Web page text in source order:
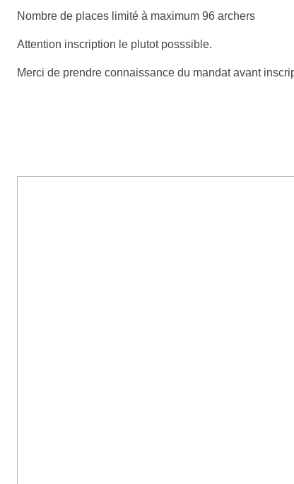
Nombre de places limité à maximum 96 archers
Attention inscription le plutot posssible.
Merci de prendre connaissance du mandat avant